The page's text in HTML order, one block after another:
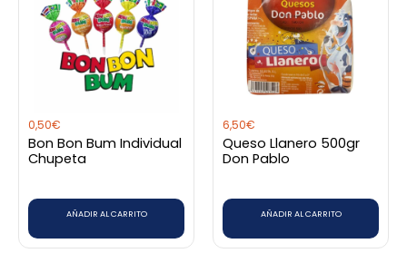
Debesaccederpara publicar una valoración.
0,50€
Bon Bon Bum Individual
Chupeta
AÑADIR AL CARRITO
6,50€
Queso Llanero 500gr
Don Pablo
AÑADIR AL CARRITO